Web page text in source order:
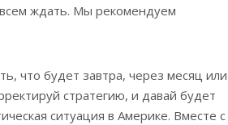
всем ждать. Мы рекомендуем
что будет завтра, через месяц или
стратегию, и давай будет
ситуация в Америке. Вместе с